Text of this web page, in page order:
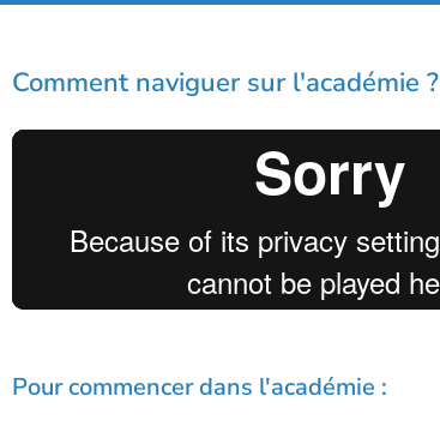
Comment naviguer sur l'académie ?
Pour commencer dans l'académie :